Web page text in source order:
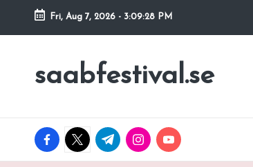
Skip
content
Fri, Aug 7, 2026 - 3:09:29 PM
saabfestival.se
facebook.com
twitter.com
t.me instagram.com
youtube.com